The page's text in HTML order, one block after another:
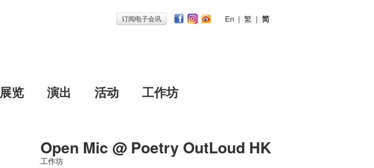
订阅电子会讯 En | 繁 | 简
展览 演出 活动
工作坊
Open Mic @ Poetry OutLoud HK
工作坊